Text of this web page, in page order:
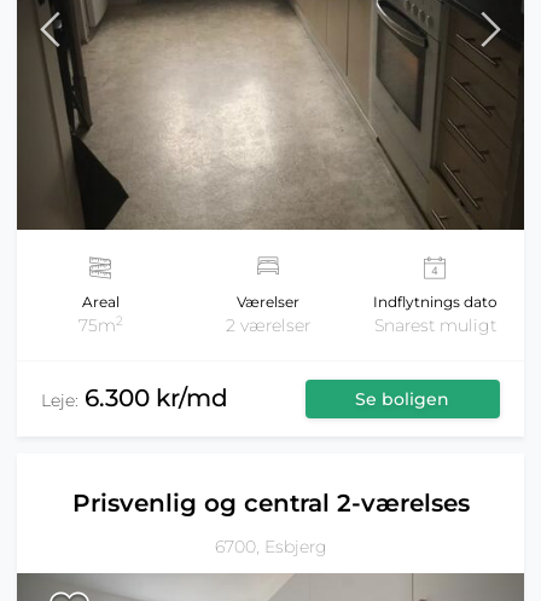
Areal
75m2
Værelser
2 værelser
Indflytnings dato
Snarest muligt
Leje: 6.300 kr/md Se boligen
Prisvenlig og central 2-værelses
6700, Esbjerg